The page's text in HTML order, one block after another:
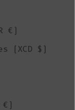
€)
(XCD $)
€)